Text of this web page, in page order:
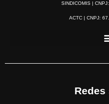
SINDICOMIS |
ACTC | CNPJ: